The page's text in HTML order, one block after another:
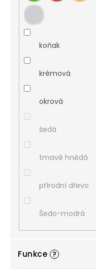
koňak
krémová
okrová
šedá
tmavě hnědá
přírodní dřevo
Šedo-modrá
Funkce ?